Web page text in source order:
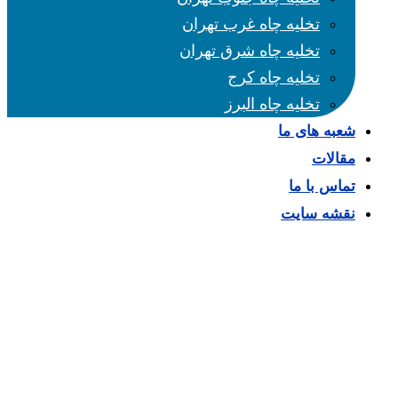
تخلیه چاه غرب تهران
تخلیه چاه شرق تهران
تخلیه چاه کرج
تخلیه چاه البرز
شعبه های ما
مقالات
تماس با ما
نقشه سایت